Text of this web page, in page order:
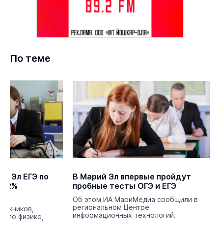
По теме
Эл ЕГЭ по
по физике,
В Марий Эл впервые пройдут
пробные тесты ОГЭ и ЕГЭ
Об этом ИА МариМедиа сообщили в
региональном Центре
информационных технологий.